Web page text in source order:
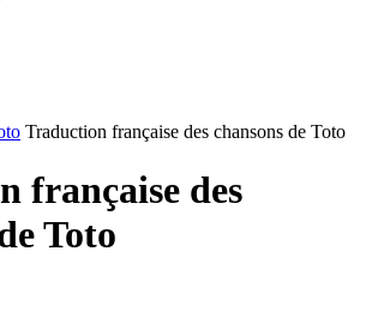
Traduction française des chansons de Toto
française des
Toto